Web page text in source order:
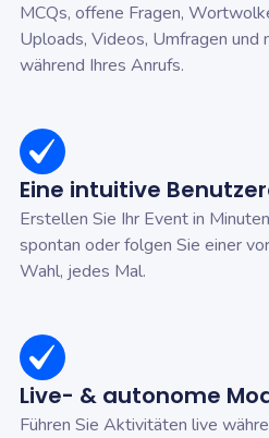
MCQs, offene Fragen,
Uploads, Videos, Umfragen und
während Ihres Anrufs.
Eine intuitive
Erstellen Sie Ihr Event in
spontan oder folgen Sie einer
Wahl, jedes Mal.
Live- & autonome
Führen Sie Aktivitäten live